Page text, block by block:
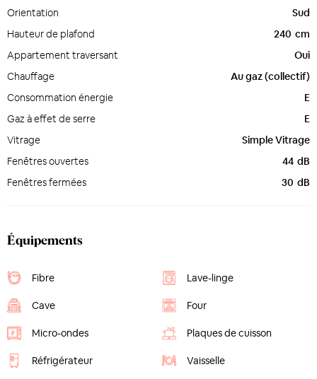
Orientation
Sud
Hauteur de plafond
240 cm
Appartement traversant
Oui
Chauffage
Au gaz (collectif)
Consommation énergie
E
Gaz à effet de serre
E
Vitrage
Simple Vitrage
Fenêtres ouvertes
44 dB
Fenêtres fermées
30 dB
Équipements
Fibre Lave-linge
Cave Four
Micro-ondes Plaques de cuisson
Réfrigérateur Vaisselle